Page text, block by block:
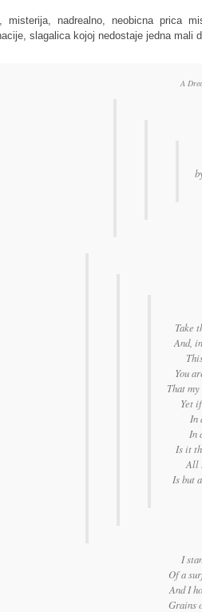
misterija, nadrealno, neobicna prica
slagalica kojoj nedostaje jedna mali
A
Take
And,
You
That
Yet
In
In
Is it
All
Is but
I
Of a
And I
Grains